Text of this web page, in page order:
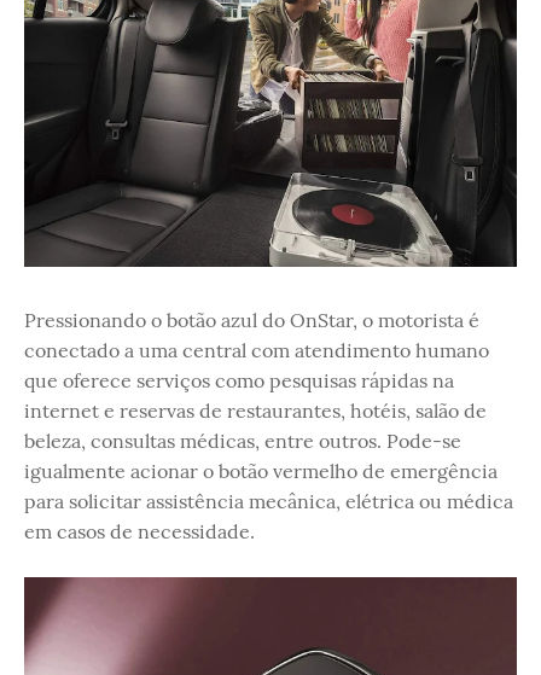
Pressionando o botão azul do OnStar, o motorista é
conectado a uma central com atendimento humano
que oferece serviços como pesquisas rápidas na
internet e reservas de restaurantes, hotéis, salão de
beleza, consultas médicas, entre outros. Pode-se
igualmente acionar o botão vermelho de emergência
para solicitar assistência mecânica, elétrica ou médica
em casos de necessidade.